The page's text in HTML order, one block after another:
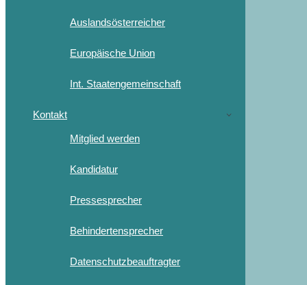
Auslandsösterreicher
Europäische Union
Int. Staatengemeinschaft
Kontakt
Mitglied werden
Kandidatur
Pressesprecher
Behindertensprecher
Datenschutzbeauftragter